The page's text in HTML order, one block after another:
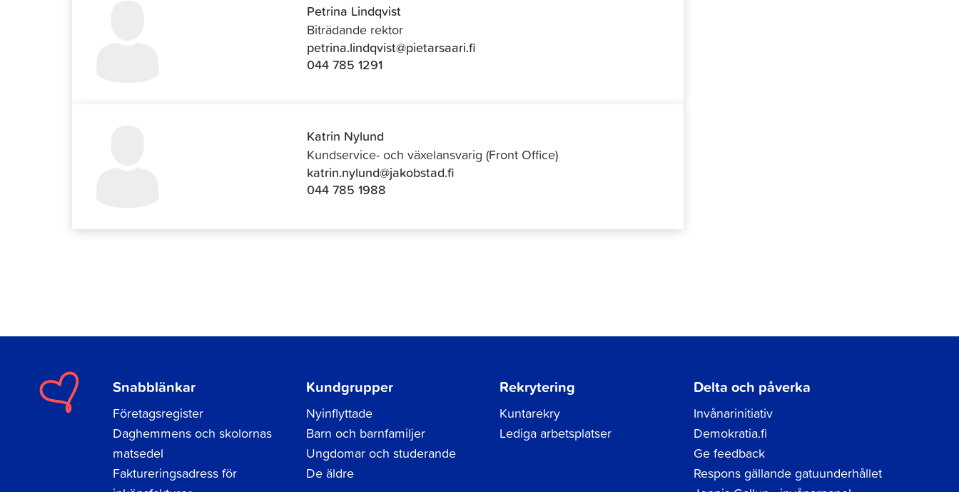
Petrina Lindqvist
Biträdande rektor
petrina.lindqvist@pietarsaari.fi
044 785 1291
Katrin Nylund
Kundservice- och växelansvarig (Front Office)
katrin.nylund@jakobstad.fi
044 785 1988
Snabblänkar
Företagsregister
Daghemmens och skolornas
matsedel
Faktureringsadress för
Kundgrupper
Nyinflyttade
Barn och barnfamiljer
Ungdomar och studerande
De äldre
Rekrytering
Kuntarekry
Lediga arbetsplatser
Delta och påverka
Invånarinitiativ
Demokratia.fi
Ge feedback
Respons gällande gatuunderhållet